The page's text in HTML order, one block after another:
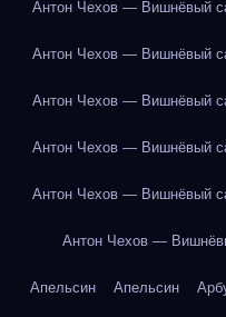
Антон Чехов — Вишнёвый
Антон Чехов — Вишнёвый
Антон Чехов — Вишнёвый
Антон Чехов — Вишнёвый
Антон Чехов — Вишнёвый
Антон Чехов —
Апельсин Апельсин